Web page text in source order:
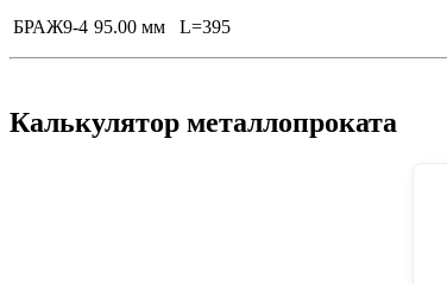
БРАЖ9-4 95.00 мм L=395
Калькулятор металлопроката